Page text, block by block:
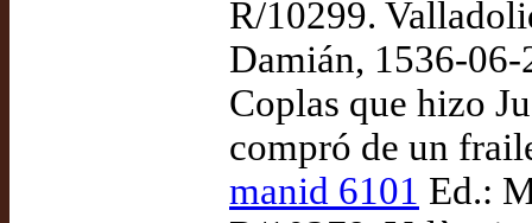
R/10299.
Damián, 1536-
Coplas que hizo
compró de un
manid 6101 Ed.: